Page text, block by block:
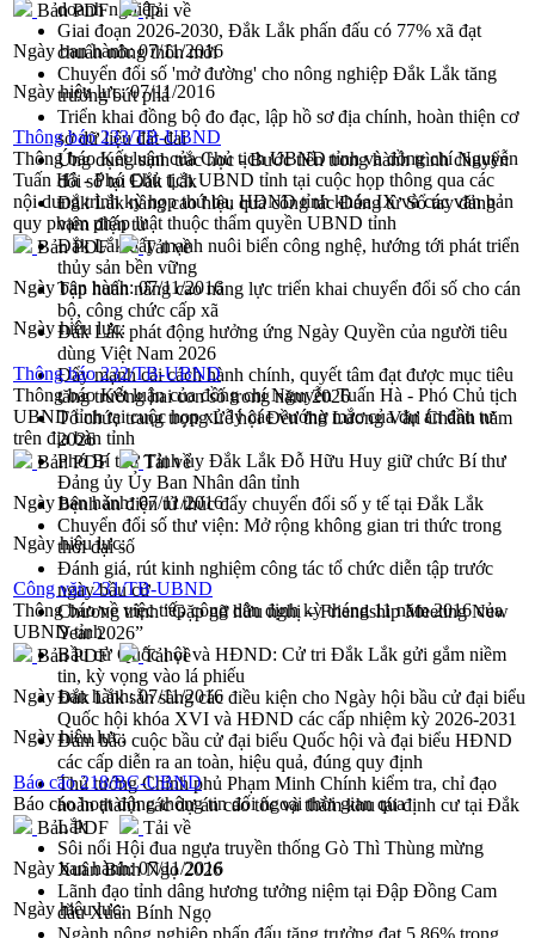
doanh nghiệp
Giai đoạn 2026-2030, Đắk Lắk phấn đấu có 77% xã đạt
chuẩn nông thôn mới
Chuyển đổi số 'mở đường' cho nông nghiệp Đắk Lắk tăng
trưởng bứt phá
Triển khai đồng bộ đo đạc, lập hồ sơ địa chính, hoàn thiện cơ
sở dữ liệu đất đai
Ứng dụng sinh trắc học - Bước tiến trong hành trình chuyển
đổi số tại Đắk Lắk
Đắk Lắk nâng cao hiệu quả công tác Đảng từ Sổ tay đảng
viên điện tử
Đắk Lắk đẩy mạnh nuôi biển công nghệ, hướng tới phát triển
thủy sản bền vững
Tập huấn nâng cao năng lực triển khai chuyển đổi số cho cán
bộ, công chức cấp xã
Đắk Lắk phát động hưởng ứng Ngày Quyền của người tiêu
dùng Việt Nam 2026
Đẩy mạnh cải cách hành chính, quyết tâm đạt được mục tiêu
tăng trưởng hai con số trong năm 2026
Tổ chức trang trọng Lễ hội Đền thờ Lương Văn Chánh năm
2026
Phó Bí thư Tỉnh ủy Đắk Lắk Đỗ Hữu Huy giữ chức Bí thư
Đảng ủy Ủy Ban Nhân dân tỉnh
Bệnh án điện tử thúc đẩy chuyển đổi số y tế tại Đắk Lắk
Chuyển đổi số thư viện: Mở rộng không gian tri thức trong
thời đại số
Đánh giá, rút kinh nghiệm công tác tổ chức diễn tập trước
ngày bầu cử
Chương trình “Gặp gỡ hữu nghị – Friendship Meeting New
Year 2026”
Bầu cử Quốc hội và HĐND: Cử tri Đắk Lắk gửi gắm niềm
tin, kỳ vọng vào lá phiếu
Đắk Lắk sẵn sàng các điều kiện cho Ngày hội bầu cử đại biểu
Quốc hội khóa XVI và HĐND các cấp nhiệm kỳ 2026-2031
Đảm bảo cuộc bầu cử đại biểu Quốc hội và đại biểu HĐND
các cấp diễn ra an toàn, hiệu quả, đúng quy định
Thủ tướng Chính phủ Phạm Minh Chính kiểm tra, chỉ đạo
hoàn thành các dự án cao tốc và thăm khu tái định cư tại Đắk
Lắk
Sôi nổi Hội đua ngựa truyền thống Gò Thì Thùng mừng
Xuân Bính Ngọ 2026
Lãnh đạo tỉnh dâng hương tưởng niệm tại Đập Đồng Cam
đầu Xuân Bính Ngọ
Bản PDF
Tải về
Ngày ban hành:07/11/2016
Ngày hiệu lực:07/11/2016
Thông báo 233/TB-UBND
Thông báo Kết luận của Chủ tịch UBND tỉnh và đồng chí Nguyễn
Tuấn Hà - Phó Chủ tịch UBND tỉnh tại cuộc họp thông qua các
nội dung trình kỳ họp thứ ba, HĐND tỉnh khóa IX và các văn bản
quy phạm pháp luật thuộc thẩm quyền UBND tỉnh
Bản PDF
Tải về
Ngày ban hành:07/11/2016
Ngày hiệu lực:
Thông báo 232/TB-UBND
Thông báo Kết luận của đồng chí Nguyễn Tuấn Hà - Phó Chủ tịch
UBND tỉnh tại cuộc họp xử lý các vướng mắc của dự án đầu tư
trên địa bàn tỉnh
Bản PDF
Tải về
Ngày ban hành:07/11/2016
Ngày hiệu lực:
Công văn 231/TB-UBND
Thông báo về việc tiếp công dân định kỳ tháng 11 năm 2016 của
UBND tỉnh
Bản PDF
Tải về
Ngày ban hành:07/11/2016
Ngày hiệu lực:
Báo cáo 218/BC-UBND
Báo cáo hoạt động thông tin đối ngoại thời gian qua
Bản PDF
Tải về
Ngày ban hành:07/11/2016
Ngày hiệu lực: